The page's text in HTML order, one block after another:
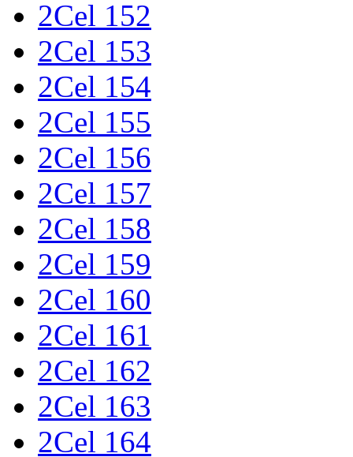
2Cel 152
2Cel 153
2Cel 154
2Cel 155
2Cel 156
2Cel 157
2Cel 158
2Cel 159
2Cel 160
2Cel 161
2Cel 162
2Cel 163
2Cel 164